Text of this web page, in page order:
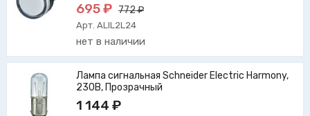
695 ₽ 772 ₽
Арт. ALIL2L24
нет в наличии
Лампа сигнальная Schneider Electric Harmony,
230В, Прозрачный
1 144 ₽